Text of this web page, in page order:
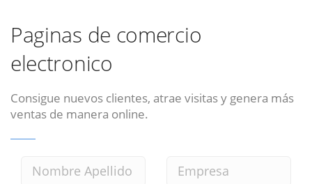
Paginas de comercio
electronico
Consigue nuevos clientes, atrae visitas y genera más
ventas de manera online.